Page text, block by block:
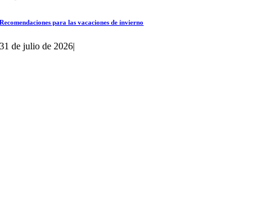
Recomendaciones para las vacaciones de invierno
31 de julio de 2026|